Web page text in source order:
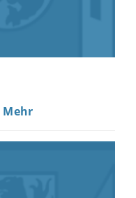
Mehr